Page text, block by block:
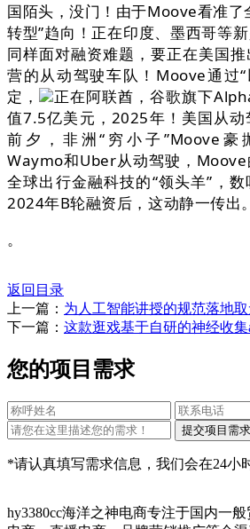
国陌头，没门！由于Moove看准了
转型”趋向！正在印度、墨西哥等
同样面对融资难题，要正在美国
营的从动驾驶车队！Moove通过
定，
正在阿联酋，谷歌旗下
值7.5亿美元，2025年！美国从
前夕，非洲“穷小子”Moove豪
Waymo和Uber从动驾驶，Moove
全球出行金融科技的“领头羊”，
2024年B轮融资后，这动静一传出。
。
返回目录
上一篇： 为人工智能讲授的规范落地
下一篇： 这款逛戏基于自研的神经收
您的项目需求
*请认真填写需求信息，我们会在24小
hy3380cc海洋之神电商专注于国内一